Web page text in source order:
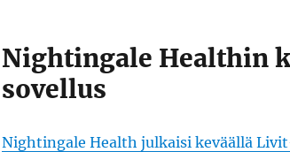
Nightingale Healthin
sovellus
Nightingale Health julkaisi keväällä